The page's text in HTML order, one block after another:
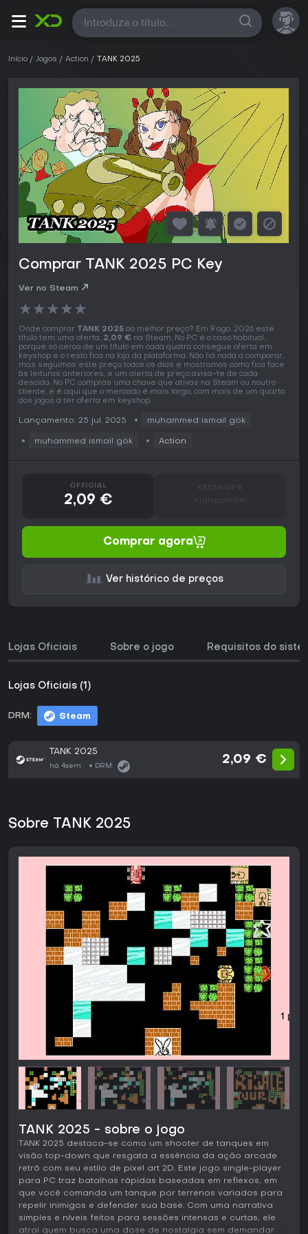
Todas
Início Jogos Action TANK 2025
Comprar TANK 2025 PC Key
Ver no Steam
★★★★★
Onde comprar TANK 2025 ao melhor preço? Em 9 ago. 2026 este
título tem uma oferta, 2,09 € na Steam. No PC é o caso habitual,
porque só cerca de um título em cada quatro consegue oferta em
keyshop e o resto fica na loja da plataforma. Não há nada a comparar,
mas seguimos este preço todos os dias e mostramos como fica face
às leituras anteriores, e um alerta de preço avisa-te de cada
descida. No PC compras uma chave que ativas na Steam ou noutro
cliente, e é aqui que o mercado é mais largo, com mais de um quarto
dos jogos a ter oferta em keyshop.
Lançamento: 25 jul. 2025 muhammed ismail gök
muhammed ismail gök Action
OFFICIAL
2,09 € Indisponível
Comprar agora
Ver histórico de preços
Lojas Oficiais Sobre o jogo Requisitos do
Lojas Oficiais (1)
DRM: Steam
TANK 2025
há 4sem DRM:
2,09 €
Sobre TANK 2025
TANK 2025 - sobre o jogo
TANK 2025 destaca-se como um shooter de tanques em
visão top-down que resgata a essência da ação arcade
retrô com seu estilo de pixel art 2D. Este jogo single-player
para PC traz batalhas rápidas baseadas em reflexos, em
que você comanda um tanque por terrenos variados para
repelir inimigos e defender sua base. Com uma narrativa
simples e níveis feitos para sessões intensas e curtas, ele
atrai quem busca uma dose de nostalgia sem demandar